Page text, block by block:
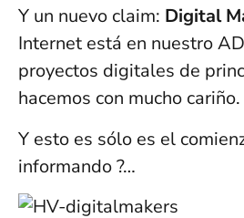
Y un nuevo claim: Digital
Internet está en nuestro
proyectos digitales de
hacemos con mucho cariño.
Y esto es sólo es el
informando ?…